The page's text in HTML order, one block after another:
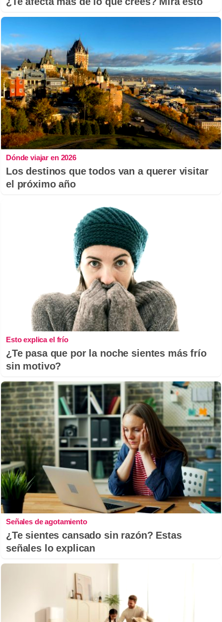
Dónde viajar en 2026
Los destinos que todos van a querer visitar
el próximo año
Esto explica el frío
¿Te pasa que por la noche sientes más frío
sin motivo?
Señales de agotamiento
¿Te sientes cansado sin razón? Estas
señales lo explican